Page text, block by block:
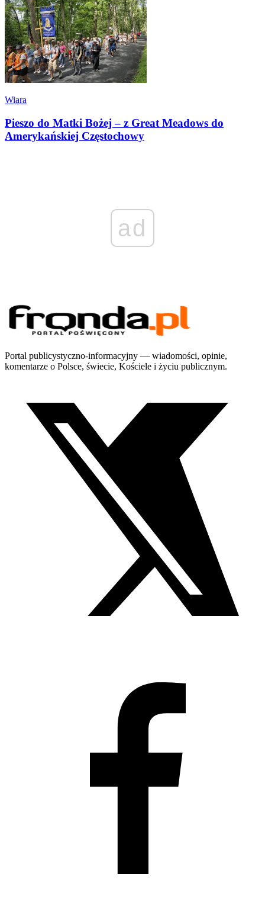
Wiara
Pieszo do Matki Bożej – z Great Meadows do
Amerykańskiej Częstochowy
ad
Portal publicystyczno-informacyjny — wiadomości, opinie,
komentarze o Polsce, świecie, Kościele i życiu publicznym.